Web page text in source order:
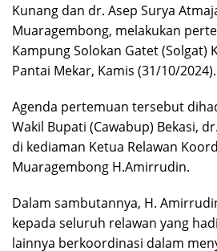
Kunang dan dr. Asep Surya
Muaragembong, melakukan
Kampung Solokan Gatet (Solgat)
Pantai Mekar, Kamis (31/10/2024).
Agenda pertemuan tersebut
Wakil Bupati (Cawabup) Bekasi,
di kediaman Ketua Relawan
Muaragembong H.Amirrudin.
Dalam sambutannya, H.
kepada seluruh relawan yang
lainnya berkoordinasi dalam